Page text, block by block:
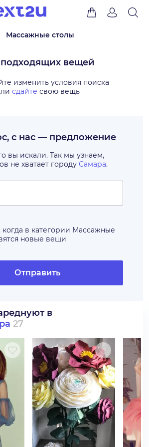
Массажные столы
вещей
изменить условия поиска
сдайте свою вещь
с нас — предложение
вы искали. Так мы узнаем,
не хватает городу Самара.
в категории Массажные
новые вещи
Отправить
в
27